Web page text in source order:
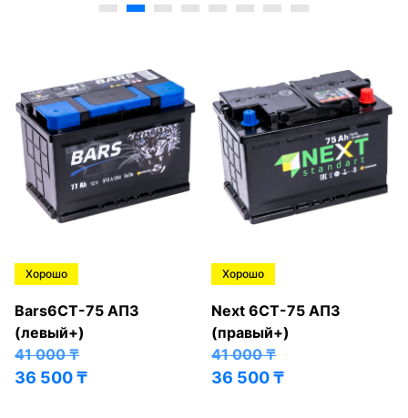
Хорошо
Bars6СТ-75 АПЗ
(левый+)
41 000₸
36 500₸
Хорошо
Next 6СТ-75 АПЗ
(правый+)
41 000₸
36 500₸